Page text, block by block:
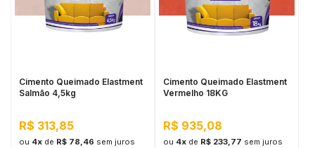
Cimento Queimado Elastment
Salmão 4,5kg
R$ 313,85
ou 4xde R$ 78,46 sem juros
Cimento Queimado Elastment
Vermelho 18KG
R$ 935,08
ou 4xde R$ 233,77 sem juros